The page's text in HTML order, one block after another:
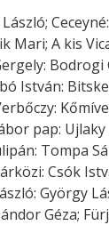
Mari; A kis
Bodrogi
István:
pap: Ujlaky
Tompa
Csók
György
Géza;